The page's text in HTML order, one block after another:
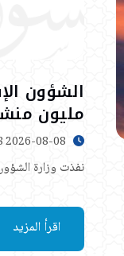
مليون
نفذت وزارة